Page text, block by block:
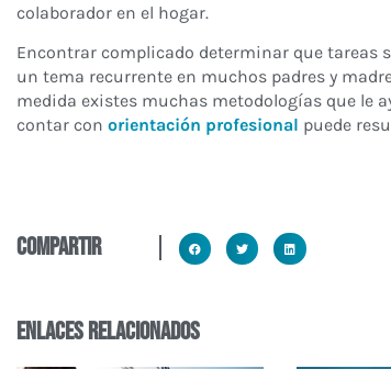
colaborador en el hogar.
Encontrar complicado determinar que tareas
un tema recurrente en muchos padres y
medida existes muchas metodologías que le
contar con orientación profesional puede
compartir
enlaces relacionados